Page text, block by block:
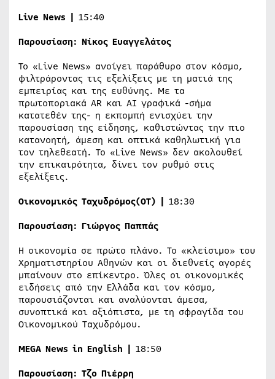
Live News | 15:40
Παρουσίαση: Νίκος Ευαγγελάτος
Το «Live News» ανοίγει παράθυρο στον κόσμο,
φιλτράροντας τις εξελίξεις με τη ματιά της
εμπειρίας και της ευθύνης. Με τα
πρωτοποριακά AR και AI γραφικά -σήμα
κατατεθέν της- η εκπομπή ενισχύει την
παρουσίαση της είδησης, καθιστώντας την πιο
κατανοητή, άμεση και οπτικά καθηλωτική για
τον τηλεθεατή. Το «Live News» δεν ακολουθεί
την επικαιρότητα, δίνει τον ρυθμό στις
εξελίξεις.
Οικονομικός Ταχυδρόμος(OT) | 18:30
Παρουσίαση: Γιώργος Παππάς
Η οικονομία σε πρώτο πλάνο. Το «κλείσιμο» του
Χρηματιστηρίου Αθηνών και οι διεθνείς αγορές
μπαίνουν στο επίκεντρο. Όλες οι οικονομικές
ειδήσεις από την Ελλάδα και τον κόσμο,
παρουσιάζονται και αναλύονται άμεσα,
συνοπτικά και αξιόπιστα, με τη σφραγίδα του
Οικονομικού Ταχυδρόμου.
MEGA News in English | 18:50
Παρουσίαση: Τζο Πιέρρη